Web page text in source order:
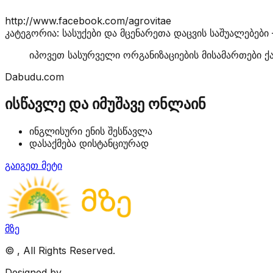
http://www.facebook.com/agrovitae
კატეგორია: სასუქები და მცენარეთა დაცვის
იპოვეთ სასურველი ორგანიზაციების მისამართები
Dabudu.com
ისწავლე და იმუშავე ონლაინ
ინგლისური ენის შესწავლა
დასაქმება დისტანციურად
გაიგეთ მეტი
მზე
© , All Rights Reserved.